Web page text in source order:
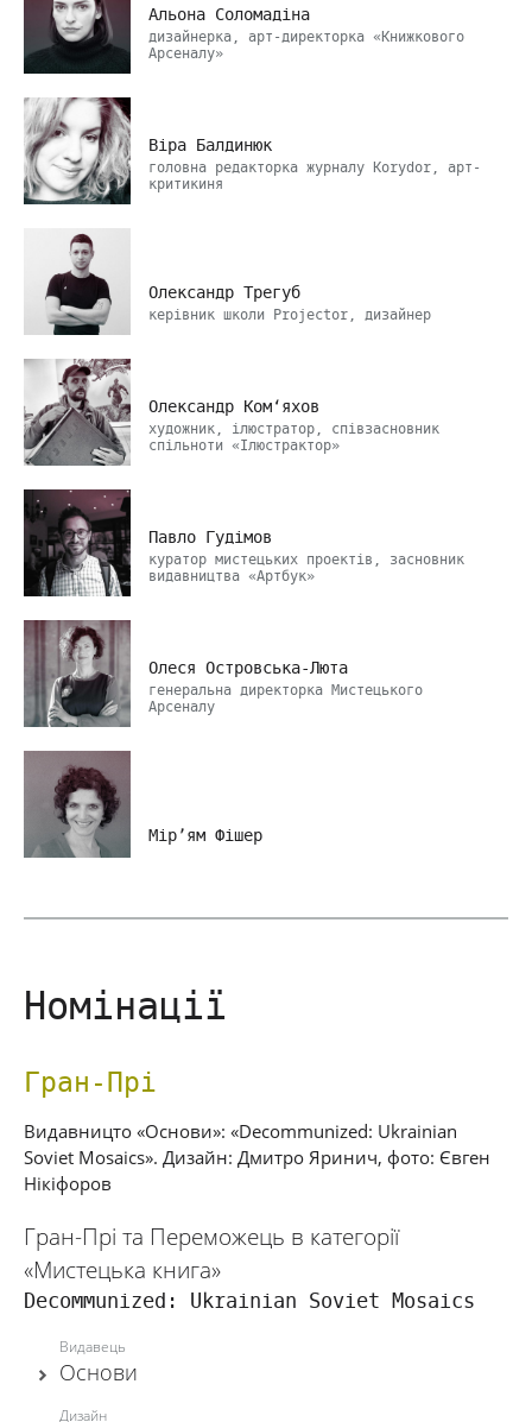
Альона Соломадіна
дизайнерка, арт-директорка «Книжкового
Арсеналу»
Віра Балдинюк
головна редакторка журналу Korydor, арт-
критикиня
Олександр Трегуб
керівник школи Projector, дизайнер
Олександр Ком‘яхов
художник, ілюстратор, співзасновник
спільноти «Ілюстрактор»
Павло Гудімов
куратор мистецьких проектів, засновник
видавництва «Артбук»
Олеся Островська-Люта
генеральна директорка Мистецького
Арсеналу
Мір’ям Фішер
Номінації
Гран-Прі
Видавницто «Основи»: «Decommunized: Ukrainian
Soviet Mosaics». Дизайн: Дмитро Яринич, фото: Євген
Нікіфоров
Гран-Прі та Переможець в категорії
«Мистецька книга»
Decommunized: Ukrainian Soviet Mosaics
Видавець
Основи
Дизайн